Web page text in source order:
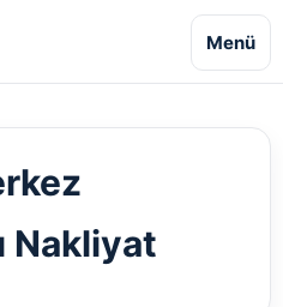
Menü
Nakliyat